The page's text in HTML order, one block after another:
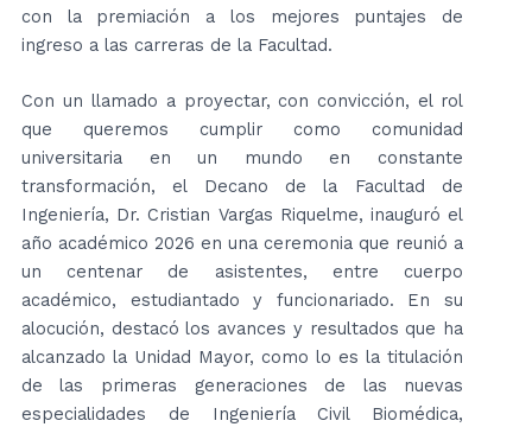
con la premiación a los mejores puntajes de
ingreso a las carreras de la Facultad.
Con un llamado a proyectar, con convicción, el rol
que queremos cumplir como comunidad
universitaria en un mundo en constante
transformación, el Decano de la Facultad de
Ingeniería, Dr. Cristian Vargas Riquelme, inauguró el
año académico 2026 en una ceremonia que reunió a
un centenar de asistentes, entre cuerpo
académico, estudiantado y funcionariado. En su
alocución, destacó los avances y resultados que ha
alcanzado la Unidad Mayor, como lo es la titulación
de las primeras generaciones de las nuevas
especialidades de Ingeniería Civil Biomédica,